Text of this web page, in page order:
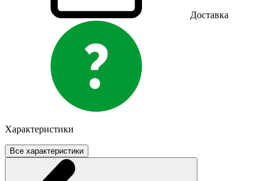
Доставка
Характеристики
Все характеристики